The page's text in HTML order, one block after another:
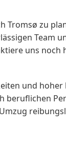
Tromsø zu
uns
und